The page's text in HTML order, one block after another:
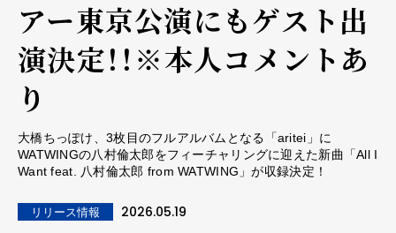
アー東京公演にもゲスト出
演決定！！※本人コメントあ
り
大橋ちっぽけ、3枚目のフルアルバムとなる「aritei」に
WATWINGの八村倫太郎をフィーチャリングに迎えた新曲「All I
Want feat. 八村倫太郎 from WATWING」が収録決定！
リリース情報 2026.05.19